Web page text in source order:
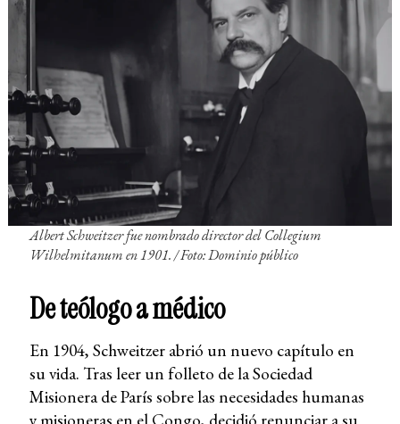
Albert Schweitzer fue nombrado director del Collegium
Wilhelmitanum en 1901. / Foto: Dominio público
De teólogo a médico
En 1904, Schweitzer abrió un nuevo capítulo en
su vida. Tras leer un folleto de la Sociedad
Misionera de París sobre las necesidades humanas